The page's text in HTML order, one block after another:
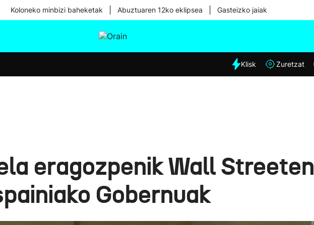
Koloneko minbizi baheketak Abuztuaren 12ko eklipsea Gasteizko jaiak
Eguraldia
Klisk Zuretzat
eragozpenik Wall Streeten
Gobernuak